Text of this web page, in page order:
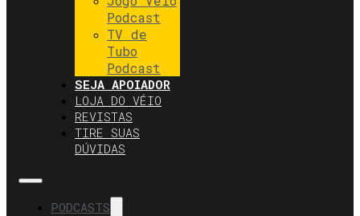
Podcast
TV de
Tubo
Podcast
SEJA APOIADOR
LOJA DO VÉIO
REVISTAS
TIRE SUAS
DÚVIDAS
PODCASTS